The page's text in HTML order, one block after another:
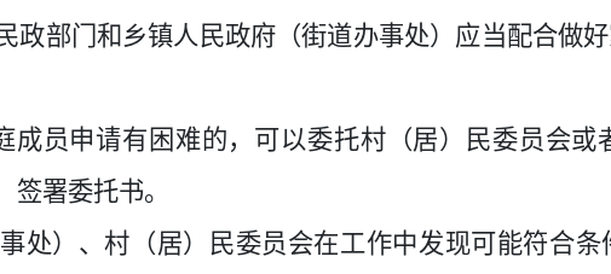
政部门和乡镇人民政府（街道办事处）应当配合做
成员申请有困难的，可以委托村（居）民委员会
署委托书。
处）、村（居）民委员会在工作中发现可能符合